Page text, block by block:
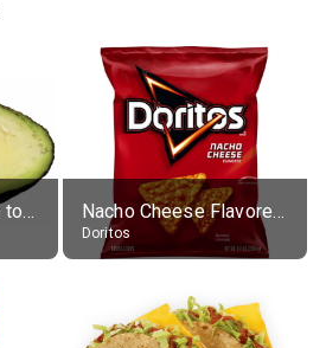
Aguacate, promedio todos variedades, crudo Nacho Cheese Flavored Tortilla Chips
Doritos